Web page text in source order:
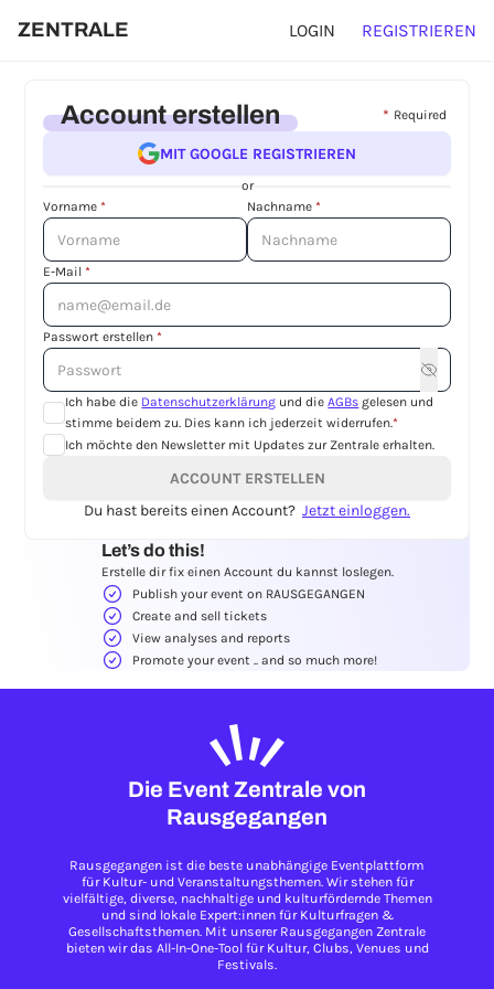
ZENTRALE LOGIN REGISTRIEREN
Let’s do this!
Erstelle dir fix einen Account du kannst loslegen.
Publish your event on RAUSGEGANGEN
Create and sell tickets
View analyses and reports
Promote your event .. and so much more!
Account erstellen * Required
MIT GOOGLE REGISTRIEREN
or
Vorname * Nachname *
E-Mail *
Passwort erstellen *
Ich habe die Datenschutzerklärung und dieAGBs gelesen und
stimme beidem zu. Dies kann ich jederzeit widerrufen.*
Ich möchte den Newsletter mit Updates zur Zentrale erhalten.
ACCOUNT ERSTELLEN
Du hast bereits einen Account? Jetzt einloggen.
Die Event Zentrale von
Rausgegangen
Rausgegangen ist die beste unabhängige Eventplattform
für Kultur- und Veranstaltungsthemen. Wir stehen für
vielfältige, diverse, nachhaltige und kulturfördernde Themen
und sind lokale Expert:innen für Kulturfragen &
Gesellschaftsthemen. Mit unserer Rausgegangen Zentrale
bieten wir das All-In-One-Tool für Kultur, Clubs, Venues und
Festivals.